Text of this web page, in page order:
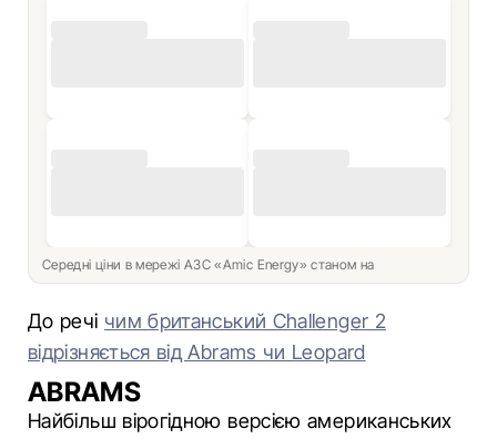
Середні ціни в мережі АЗС «Amic Energy» станом на
До речі чим британський Challenger 2
відрізняється від Abrams чи Leopard
ABRAMS
Найбільш вірогідною версією американських